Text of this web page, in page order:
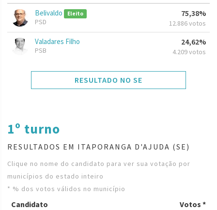
Belivaldo Eleito
PSD
75,38%
12.886 votos
Valadares Filho
PSB
24,62%
4.209 votos
RESULTADO NO SE
1º turno
RESULTADOS EM ITAPORANGA D'AJUDA (SE)
Clique no nome do candidato para ver sua votação por
municípios do estado inteiro
* % dos votos válidos no município
Candidato Votos *